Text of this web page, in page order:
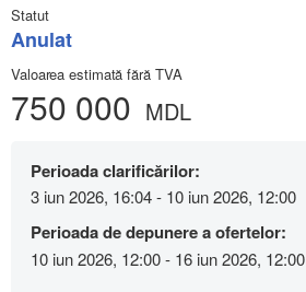
Statut
Anulat
Valoarea estimată fără TVA
750 000 MDL
Perioada clarificărilor:
3 iun 2026, 16:04 - 10 iun 2026, 12:00
Perioada de depunere a ofertelor:
10 iun 2026, 12:00 - 16 iun 2026, 12:00